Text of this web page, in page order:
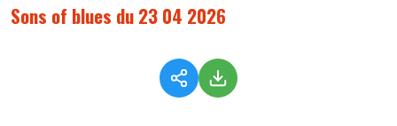
Sons of blues du 23 04 2026